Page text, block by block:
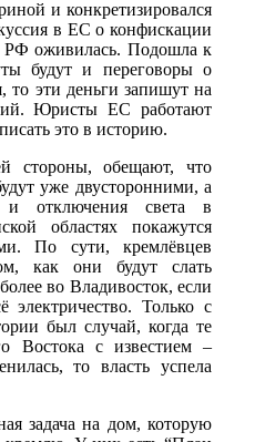
и конкретизировался
в ЕС о конфискации
РФ оживилась. Подошла к
будут и переговоры о
то эти деньги запишут на
Юристы ЕС работают
это в историю.
обещают, что
уже двусторонними, а
и отключения света в
областях покажутся
По сути, кремлёвцев
как они будут слать
во Владивосток, если
электричество. Только с
был случай, когда те
Востока с известием –
то власть успела
задача на дом, которую